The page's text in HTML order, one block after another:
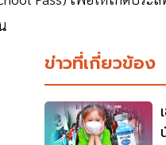
ข่าวที่เกี่ยวข้อง